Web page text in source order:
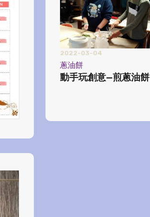
2022-03-04
蔥油餅
動手玩創意—煎蔥油餅